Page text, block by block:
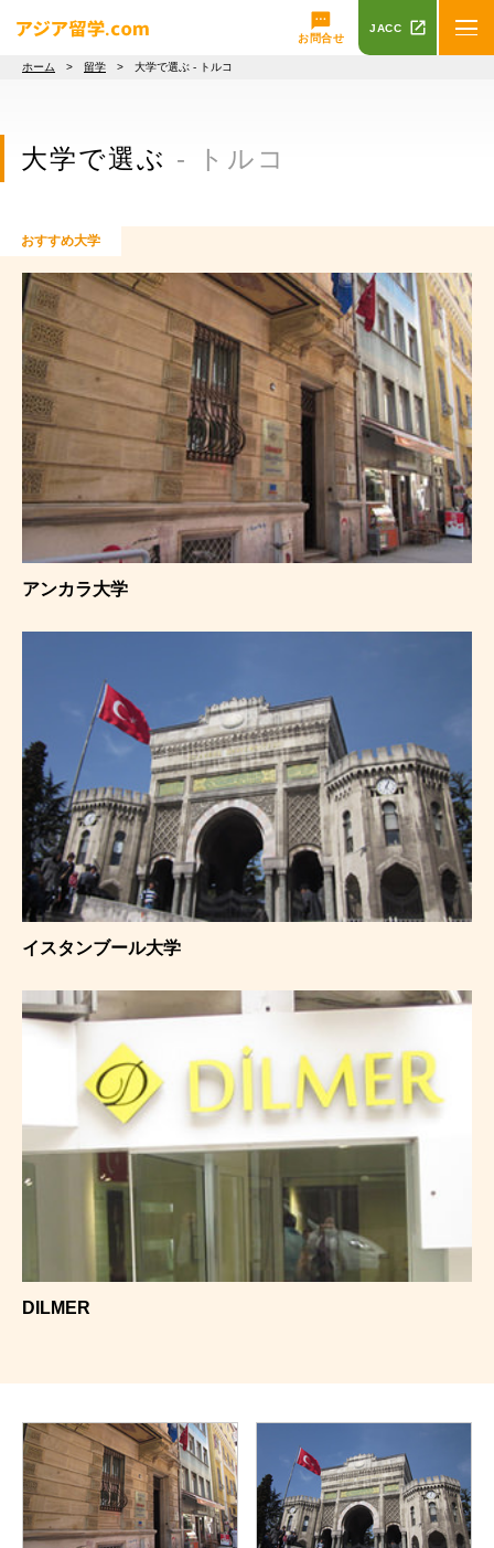
留学について 国で選ぶ お申込みの流れ コースで選ぶ
短期・長期留学
ニュース イベント
050-3385-3602
お問合せ
JACC
ホーム > 留学 > 大学で選ぶ - トルコ
大学で選ぶ - トルコ
おすすめ大学
アンカラ大学
イスタンブール大学
DILMER